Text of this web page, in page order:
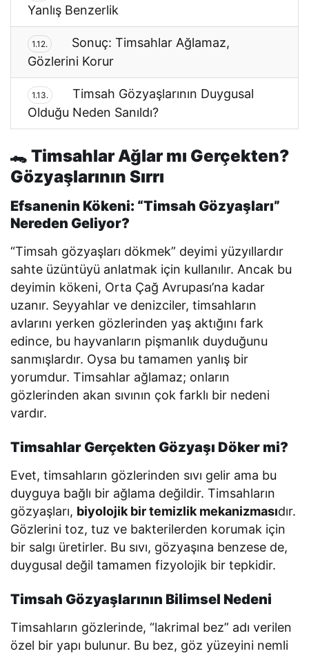
Yanlış Benzerlik
1.12.
Sonuç: Timsahlar Ağlamaz,
Gözlerini Korur
1.13.
Timsah Gözyaşlarının Duygusal
Olduğu Neden Sanıldı?
🐊 Timsahlar Ağlar mı Gerçekten?
Gözyaşlarının Sırrı
Efsanenin Kökeni: “Timsah Gözyaşları”
Nereden Geliyor?
“Timsah gözyaşları dökmek” deyimi yüzyıllardır
sahte üzüntüyü anlatmak için kullanılır. Ancak bu
deyimin kökeni, Orta Çağ Avrupası’na kadar
uzanır. Seyyahlar ve denizciler, timsahların
avlarını yerken gözlerinden yaş aktığını fark
edince, bu hayvanların pişmanlık duyduğunu
sanmışlardır. Oysa bu tamamen yanlış bir
yorumdur. Timsahlar ağlamaz; onların
gözlerinden akan sıvının çok farklı bir nedeni
vardır.
Timsahlar Gerçekten Gözyaşı Döker mi?
Evet, timsahların gözlerinden sıvı gelir ama bu
duyguya bağlı bir ağlama değildir. Timsahların
gözyaşları, biyolojik bir temizlik mekanizmasıdır.
Gözlerini toz, tuz ve bakterilerden korumak için
bir salgı üretirler. Bu sıvı, gözyaşına benzese de,
duygusal değil tamamen fizyolojik bir tepkidir.
Timsah Gözyaşlarının Bilimsel Nedeni
Timsahların gözlerinde, “lakrimal bez” adı verilen
özel bir yapı bulunur. Bu bez, göz yüzeyini nemli